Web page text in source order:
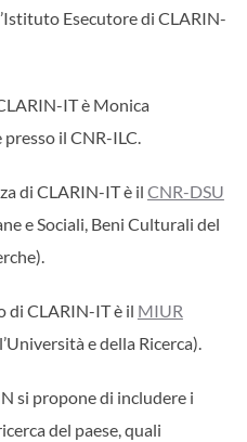
Esecutore di CLARIN-
IT è Monica
il CNR-ILC.
di CLARIN-IT è il CNR-DSU
e Sociali, Beni Culturali del
di CLARIN-IT è il MIUR
e della Ricerca).
si propone di includere i
del paese, quali